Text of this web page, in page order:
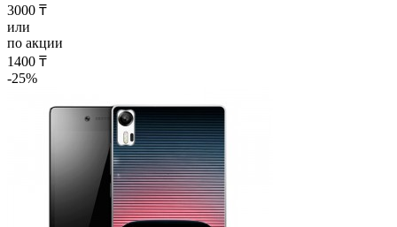
3000 ₸
или
по акции
1400 ₸
-25%